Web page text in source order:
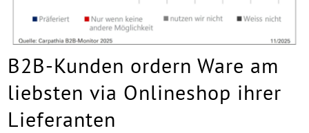
B2B-Kunden ordern Ware am
liebsten via Onlineshop ihrer
Lieferanten